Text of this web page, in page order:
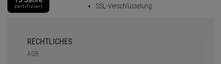
SSL-Verschlüsselung
RECHTLICHES
AGB